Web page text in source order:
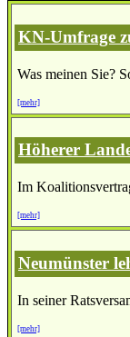
KN-Umfrage
Was meinen Sie?
[mehr]
Höherer
Im
[mehr]
Neumünster
In seiner
[mehr]